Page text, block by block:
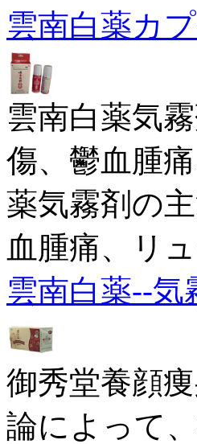
雲南白薬カ
雲南白薬気
傷、鬱血腫
薬気霧剤の
血腫痛、リ
雲南白薬--気
御秀堂養顔
論によって